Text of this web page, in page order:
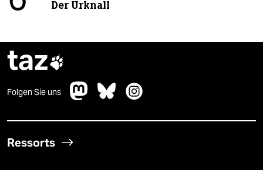
Der Urknall
taz
Folgen Sie uns
Ressorts